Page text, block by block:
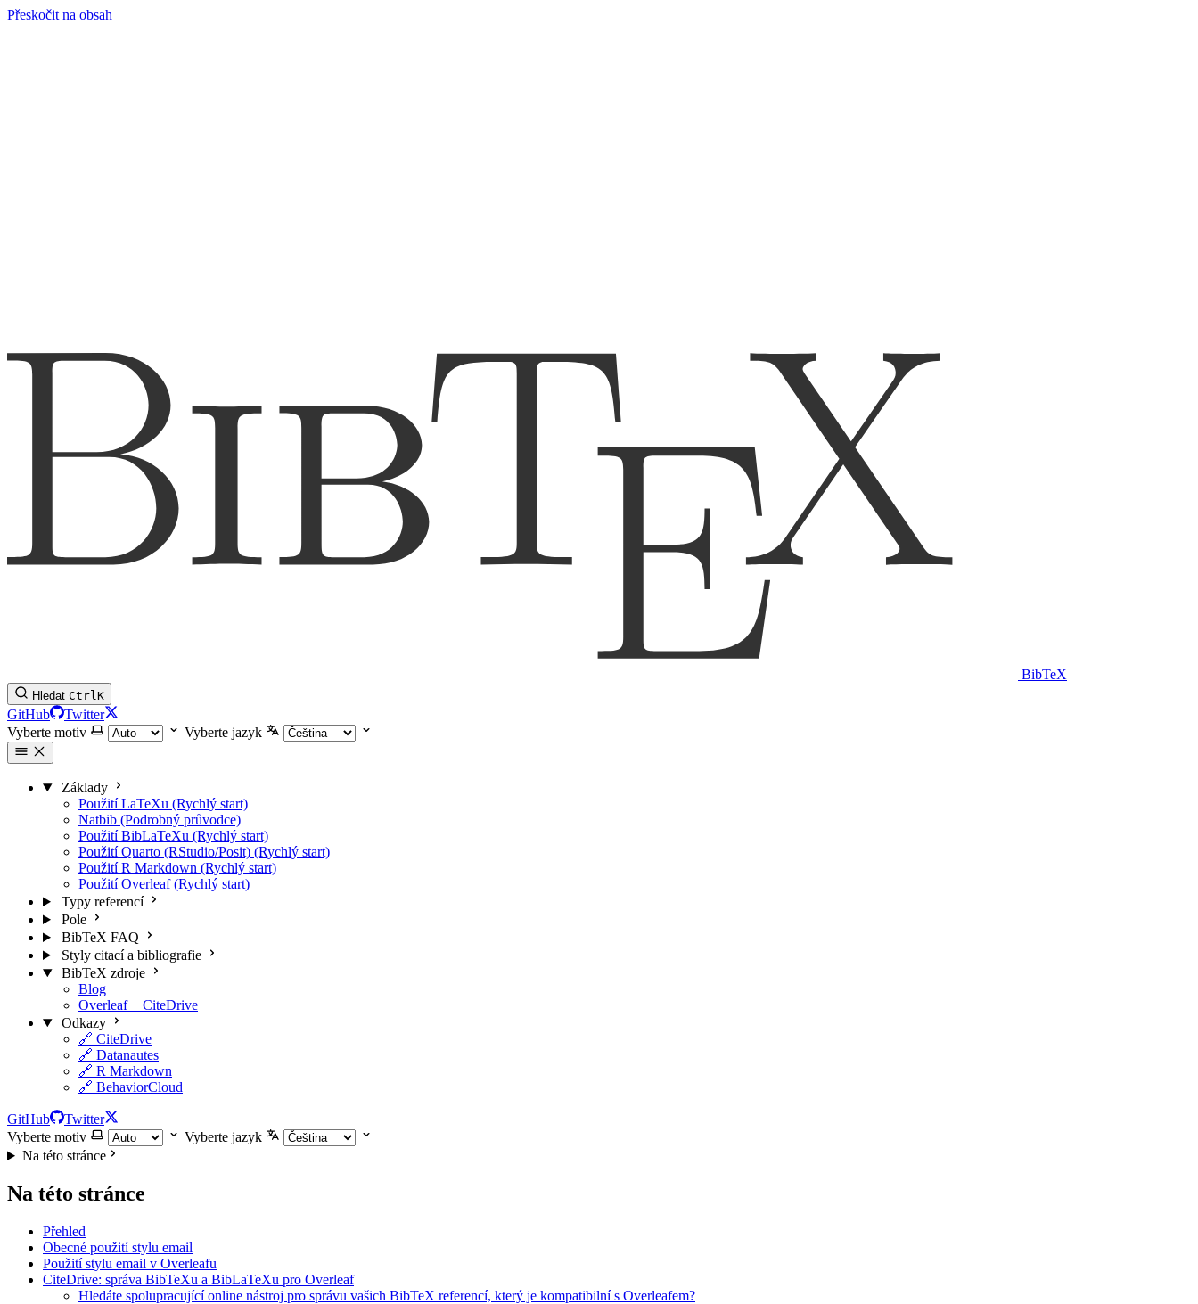
Přeskočit na obsah
BibTeX
Hledat CtrlK
GitHub
Twitter
Vyberte motiv
Vyberte jazyk
Základy
Použití LaTeXu (Rychlý start)
Natbib (Podrobný průvodce)
Použití BibLaTeXu (Rychlý start)
Použití Quarto (RStudio/Posit) (Rychlý start)
Použití R Markdown (Rychlý start)
Použití Overleaf (Rychlý start)
Typy referencí
Pole
BibTeX FAQ
Styly citací a bibliografie
BibTeX zdroje
Blog
Overleaf + CiteDrive
Odkazy
🔗 CiteDrive
🔗 Datanautes
🔗 R Markdown
🔗 BehaviorCloud
GitHub
Twitter
Vyberte motiv
Vyberte jazyk
Na této stránce
Na této stránce
Přehled
Obecné použití stylu email
Použití stylu email v Overleafu
CiteDrive: správa BibTeXu a BibLaTeXu pro Overleaf
Hledáte spolupracující online nástroj pro správu vašich BibTeX referencí, který je kompatibilní s Overleafem?